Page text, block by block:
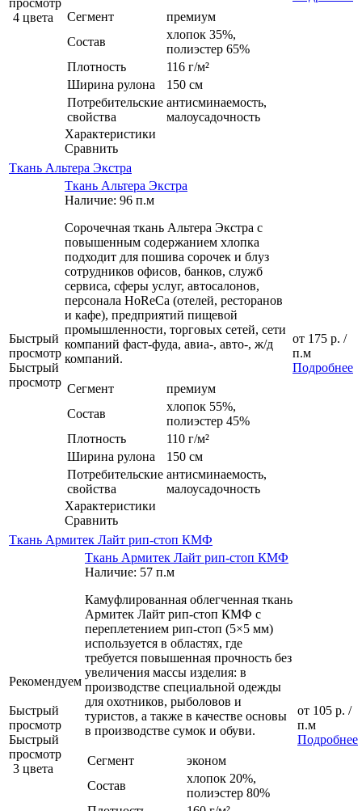
4 цвета
Сегмент
премиум
Состав
хлопок 35%,
полиэстер 65%
Плотность
116 г/м²
Ширина рулона
150 см
Потребительские
свойства
антисминаемость,
малоусадочность
Характеристики
Сравнить
Ткань Альтера Экстра
Быстрый
просмотр
Быстрый
просмотр
Ткань Альтера Экстра
Наличие: 96 п.м
Сорочечная ткань Альтера Экстра с
повышенным содержанием хлопка
подходит для пошива сорочек и блуз
сотрудников офисов, банков, служб
сервиса, сферы услуг, автосалонов,
персонала HoReCa (отелей, ресторанов
и кафе), предприятий пищевой
промышленности, торговых сетей, сети
компаний фаст-фуда, авиа-, авто-, ж/д
компаний.
Сегмент
премиум
Состав
хлопок 55%,
полиэстер 45%
Плотность
110 г/м²
Ширина рулона
150 см
Потребительские
свойства
антисминаемость,
малоусадочность
Характеристики
Сравнить
от 175 р. /
п.м
Подробнее
Ткань Армитек Лайт рип-стоп КМФ
Рекомендуем
Быстрый
просмотр
Быстрый
просмотр
3 цвета
Ткань Армитек Лайт рип-стоп КМФ
Наличие: 57 п.м
Камуфлированная облегченная ткань
Армитек Лайт рип-стоп КМФ с
переплетением рип-стоп (5×5 мм)
используется в областях, где
требуется повышенная прочность без
увеличения массы изделия: в
производстве специальной одежды
для охотников, рыболовов и
туристов, а также в качестве основы
в производстве сумок и обуви.
Сегмент
эконом
Состав
хлопок 20%,
полиэстер 80%
от 105 р. /
п.м
Подробнее